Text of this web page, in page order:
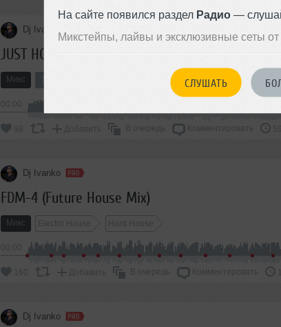
На сайте появился раздел Радио—
Микстейпы, лайвы и эксклюзивные сеты
СЛУШАТЬ
Dj Ivanko
JUST HOUSE 4 (House Mix)
Микс
98 Добавить В очередь Комментировать
Dj Ivanko
FDM-4 (Future House Mix)
Микс Electro House Hard House
160 Добавить В очередь Комментировать
Dj Ivanko